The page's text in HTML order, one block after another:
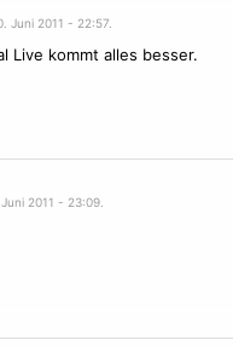
Juni 2011 - 22:57.
Live kommt alles besser.
2011 - 23:09.